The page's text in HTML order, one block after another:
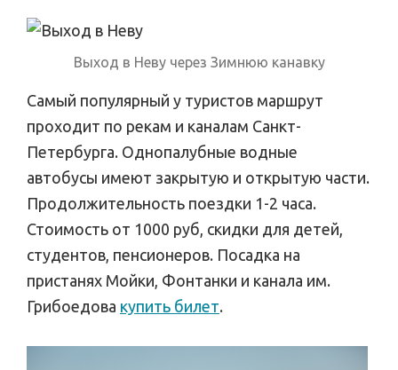
Выход в Неву через Зимнюю канавку
Самый популярный у туристов маршрут
проходит по рекам и каналам Санкт-
Петербурга. Однопалубные водные
автобусы имеют закрытую и открытую части.
Продолжительность поездки 1-2 часа.
Стоимость от 1000 руб, скидки для детей,
студентов, пенсионеров. Посадка на
пристанях Мойки, Фонтанки и канала им.
Грибоедова купить билет.